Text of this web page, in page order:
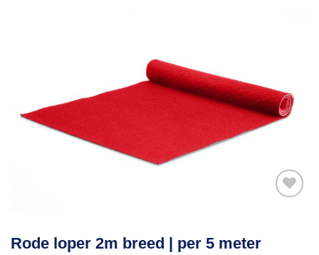
Rode loper 2m breed | per 5 meter